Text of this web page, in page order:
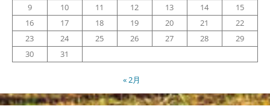
9
10 11 12 13 14
15
16
17 18 19 20 21
22
23
24 25 26 27 28
29
30
31
« 2月